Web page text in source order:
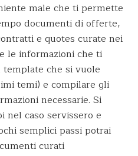
male che ti permette
documenti di offerte,
e quotes curate nei
le informazioni che ti
che si vuole
temi) e compilare gli
necessarie. Si
nel caso servissero e
semplici passi potrai
curati